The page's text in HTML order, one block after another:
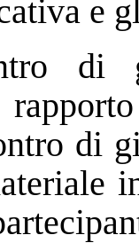
e
di
di